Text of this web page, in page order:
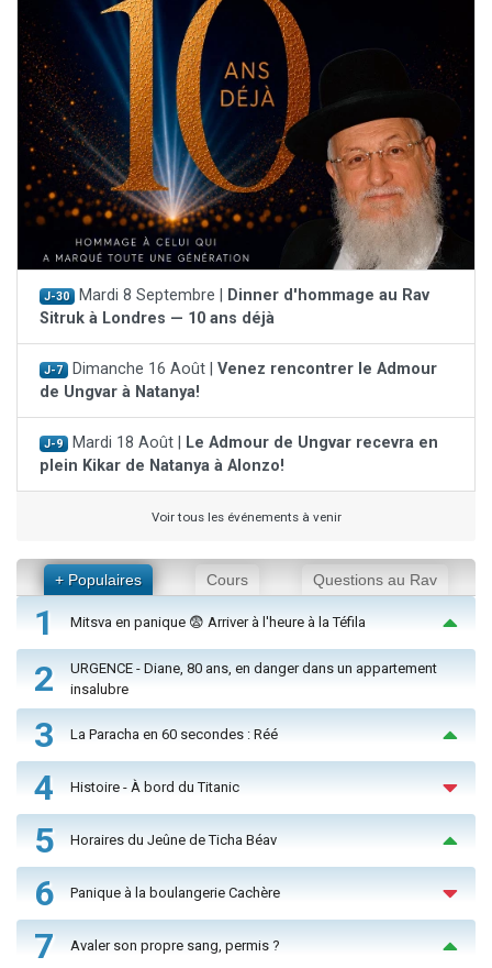
J-30 Mardi 8 Septembre |
Dinner d'hommage au Rav
Sitruk à Londres — 10 ans déjà
J-7 Dimanche 16 Août | Venez rencontrer le Admour
de Ungvar à Natanya!
J-9 Mardi 18 Août |
Le Admour de Ungvar recevra en
plein Kikar de Natanya à Alonzo!
Voir tous les événements à venir
+ Populaires Cours Questions au Rav
1 Mitsva en panique 😨 Arriver à l'heure à la Téfila
2
URGENCE - Diane, 80 ans, en danger dans un appartement
insalubre
3 La Paracha en 60 secondes : Réé
4 Histoire - À bord du Titanic
5 Horaires du Jeûne de Ticha Béav
6 Panique à la boulangerie Cachère
7 Avaler son propre sang, permis ?